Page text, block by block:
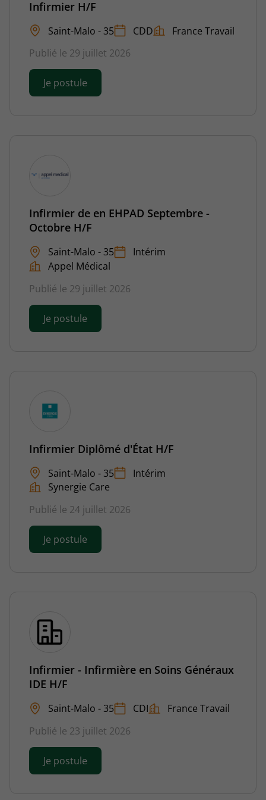
Infirmier H/F
Saint-Malo - 35 CDD
France Travail
Publié le 29 juillet 2026
Je postule
Infirmier de en EHPAD Septembre -
Octobre H/F
Saint-Malo - 35
Intérim
Appel Médical
Publié le 29 juillet 2026
Je postule
Infirmier Diplômé d'État H/F
Saint-Malo - 35
Intérim
Synergie Care
Publié le 24 juillet 2026
Je postule
Infirmier - Infirmière en Soins Généraux
IDE H/F
Saint-Malo - 35 CDI
France Travail
Publié le 23 juillet 2026
Je postule